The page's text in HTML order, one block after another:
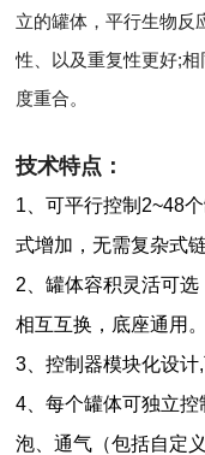
立的罐体，平行生物反
性、以及重复性更好;
度重合。
技术特点：
1、可平行控制2~48
式增加，无需复杂式
2、罐体容积灵活可
相互互换，底座通用。
3、控制器模块化设
4、每个罐体可独立控
泡、通气 （包括自定